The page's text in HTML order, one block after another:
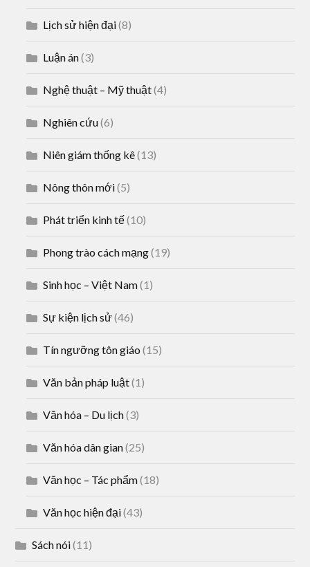
Lịch sử hiện đại(8)
Luận án(3)
Nghệ thuật – Mỹ thuật(4)
Nghiên cứu(6)
Niên giám thống kê(13)
Nông thôn mới(5)
Phát triển kinh tế(10)
Phong trào cách mạng(19)
Sinh học – Việt Nam(1)
Sự kiện lịch sử(46)
Tín ngưỡng tôn giáo (15)
Văn bản pháp luật(1)
Văn hóa – Du lịch(3)
Văn hóa dân gian(25)
Văn học – Tác phẩm(18)
Văn học hiện đại(43)
Sách nói(11)